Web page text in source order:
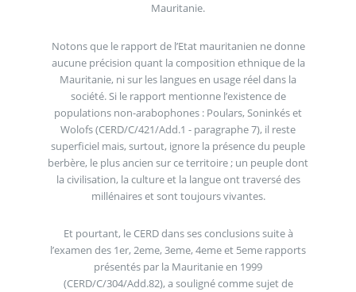
Mauritanie.
Notons que le rapport de l’Etat mauritanien ne donne
aucune précision quant la composition ethnique de la
Mauritanie, ni sur les langues en usage réel dans la
société. Si le rapport mentionne l’existence de
populations non-arabophones : Poulars, Soninkés et
Wolofs (CERD/C/421/Add.1 - paragraphe 7), il reste
superficiel mais, surtout, ignore la présence du peuple
berbère, le plus ancien sur ce territoire ; un peuple dont
la civilisation, la culture et la langue ont traversé des
millénaires et sont toujours vivantes.
Et pourtant, le CERD dans ses conclusions suite à
l’examen des 1er, 2eme, 3eme, 4eme et 5eme rapports
présentés par la Mauritanie en 1999
(CERD/C/304/Add.82), a souligné comme sujet de